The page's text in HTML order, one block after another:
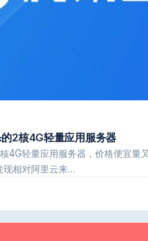
2核4G轻量应用服务器
4G轻量应用服务器，价格便宜量
现相对阿里云来…